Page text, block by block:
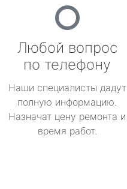
Любой вопрос
по телефону
Наши специалисты дадут
полную информацию.
Назначат цену ремонта и
время работ.